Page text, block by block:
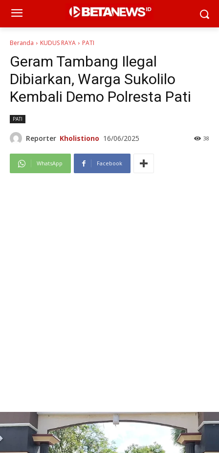
Beranda KUDUS RAYA PATI
Geram Tambang Ilegal
Dibiarkan, Warga Sukolilo
Kembali Demo Polresta Pati
PATI
Reporter Kholistiono 16/06/2025 38
WhatsApp Facebook